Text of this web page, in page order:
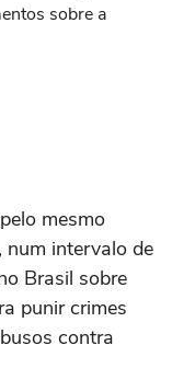
sobre a
mesmo
num intervalo de
Brasil sobre
punir crimes
contra